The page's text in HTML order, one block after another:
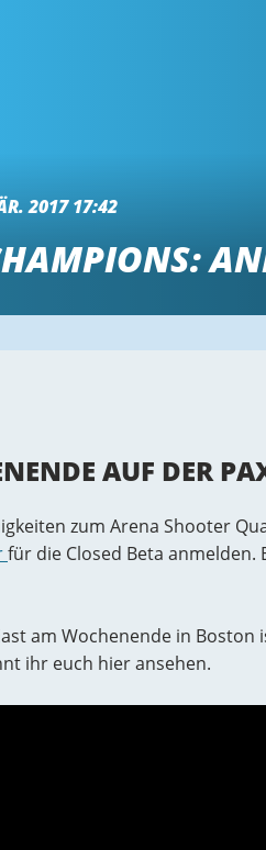
2017 17:42
AUF DER
zum Arena Shooter
für die Closed Beta anmelden.
am Wochenende in
ihr euch hier ansehen.